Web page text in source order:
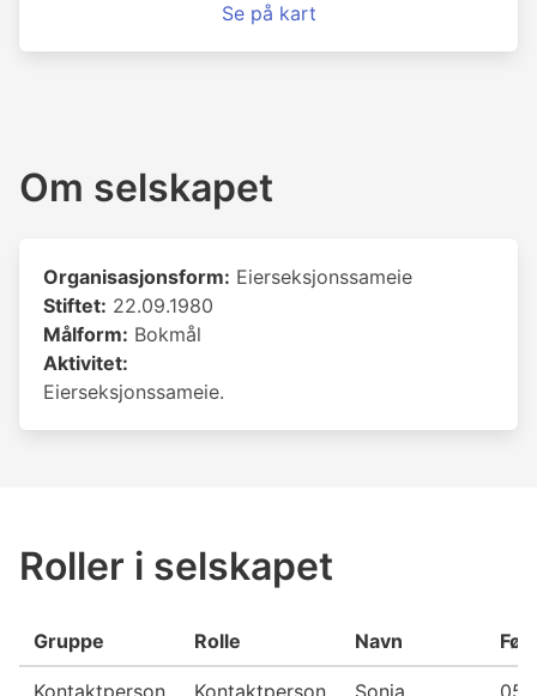
Se på kart
Om selskapet
Organisasjonsform: Eierseksjonssameie
Stiftet: 22.09.1980
Målform: Bokmål
Aktivitet:
Eierseksjonssameie.
Roller i selskapet
Gruppe Rolle Navn
Kontaktperson Kontaktperson
Sonja